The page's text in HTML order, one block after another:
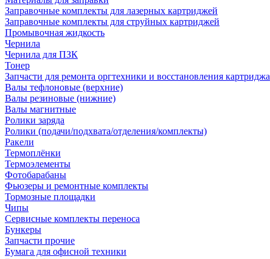
Заправочные комплекты для лазерных картриджей
Заправочные комплекты для струйных картриджей
Промывочная жидкость
Чернила
Чернила для ПЗК
Тонер
Запчасти для ремонта оргтехники и восстановления картриджа
Валы тефлоновые (верхние)
Валы резиновые (нижние)
Валы магнитные
Ролики заряда
Ролики (подачи/подхвата/отделения/комплекты)
Ракели
Термоплёнки
Термоэлементы
Фотобарабаны
Фьюзеры и ремонтные комплекты
Тормозные площадки
Чипы
Сервисные комплекты переноса
Бункеры
Запчасти прочие
Бумага для офисной техники